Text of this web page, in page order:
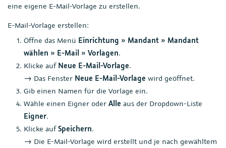
eine eigene E-Mail-Vorlage zu erstellen.
E-Mail-Vorlage erstellen:
Öffne das Menü Einrichtung » Mandant » Mandant
wählen » E-Mail » Vorlagen.
Klicke auf Neue E-Mail-Vorlage.
→ Das Fenster Neue E-Mail-Vorlage wird geöffnet.
Gib einen Namen für die Vorlage ein.
Wähle einen Eigner oder Alle aus der Dropdown-Liste
Eigner.
Klicke aufSpeichern.
→ Die E-Mail-Vorlage wird erstellt und je nach gewähltem